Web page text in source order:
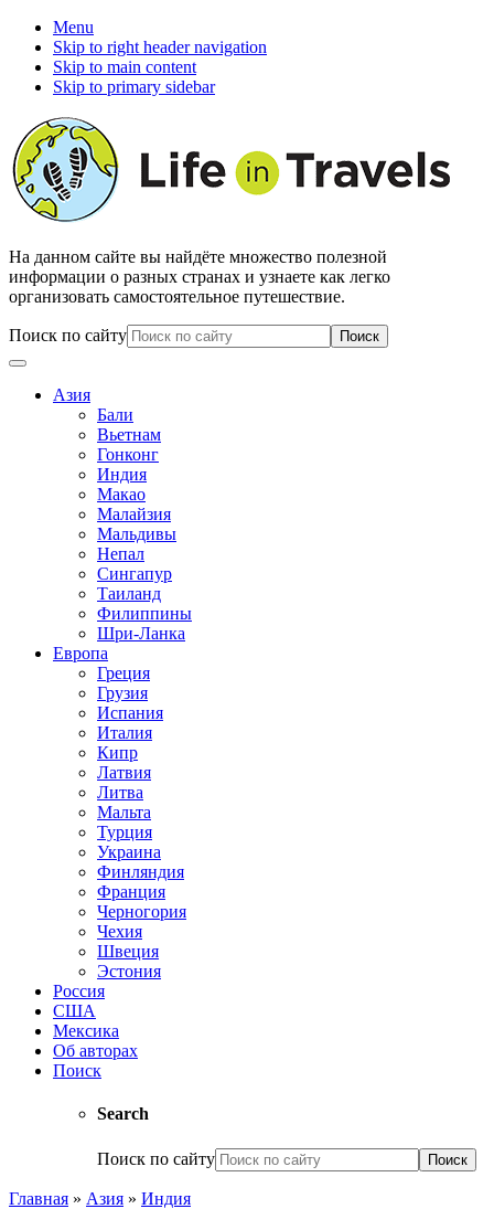
Menu
Skip to right header navigation
Skip to main content
Skip to primary sidebar
На данном сайте вы найдёте множество полезной
информации о разных странах и узнаете как легко
организовать самостоятельное путешествие.
Поиск по сайту
Азия
Бали
Вьетнам
Гонконг
Индия
Макао
Малайзия
Мальдивы
Непал
Сингапур
Таиланд
Филиппины
Шри-Ланка
Европа
Греция
Грузия
Испания
Италия
Кипр
Латвия
Литва
Мальта
Турция
Украина
Финляндия
Франция
Черногория
Чехия
Швеция
Эстония
Россия
США
Мексика
Об авторах
Поиск
Search
Поиск по сайту
Главная » Азия » Индия